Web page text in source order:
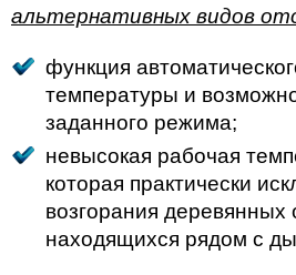
альтернативных видов
функция
температуры и
заданного режима;
невысокая рабочая
которая практически
возгорания деревянных
находящихся рядом с